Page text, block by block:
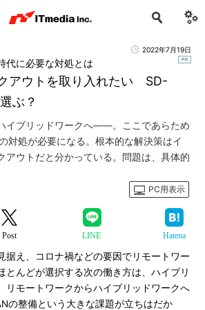
2022年7月19日
アウトを取り入れたい SD-
ぶ？
代に必要な対処とは
イブリッドワークへ――。ここであらため
対処が必要になる。根本的な解決策はイ
アウトだと分かっている。問題は、具体的
PC用表示
Post LINE Hatena
え、コロナ禍などの要因でリモートワー
とんどが選択する次の働き方は、ハイブリ
リモートワークからハイブリッドワークへ
の整備という大きな課題が立ちはだか